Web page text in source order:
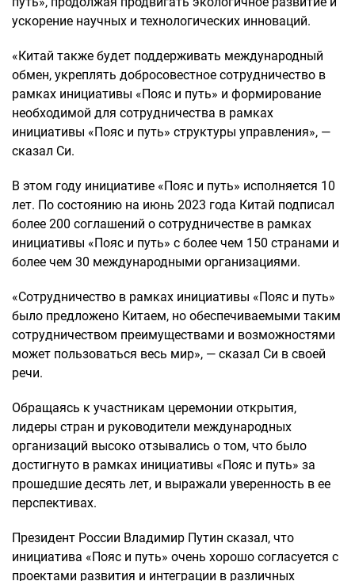
ускорение научных и технологических инноваций.
«Китай также будет поддерживать международный
обмен, укреплять добросовестное сотрудничество в
рамках инициативы «Пояс и путь» и формирование
необходимой для сотрудничества в рамках
инициативы «Пояс и путь» структуры управления», —
сказал Си.
В этом году инициативе «Пояс и путь» исполняется 10
лет. По состоянию на июнь 2023 года Китай подписал
более 200 соглашений о сотрудничестве в рамках
инициативы «Пояс и путь» с более чем 150 странами и
более чем 30 международными организациями.
«Сотрудничество в рамках инициативы «Пояс и путь»
было предложено Китаем, но обеспечиваемыми таким
сотрудничеством преимуществами и возможностями
может пользоваться весь мир», — сказал Си в своей
речи.
Обращаясь к участникам церемонии открытия,
лидеры стран и руководители международных
организаций высоко отзывались о том, что было
достигнуто в рамках инициативы «Пояс и путь» за
прошедшие десять лет, и выражали уверенность в ее
перспективах.
Президент России Владимир Путин сказал, что
инициатива «Пояс и путь» очень хорошо согласуется с
проектами развития и интеграции в различных